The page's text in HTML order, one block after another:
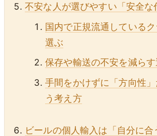
不安な人が選びやすい「安全な
国内で正規流通している
選ぶ
保存や輸送の不安を減ら
手間をかけずに「方向性
う考え方
ビールの個人輸入は「自分に合